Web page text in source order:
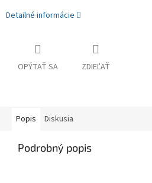
Detailné informácie
OPÝTAŤ SA ZDIEĽAŤ
Popis Diskusia
Podrobný popis